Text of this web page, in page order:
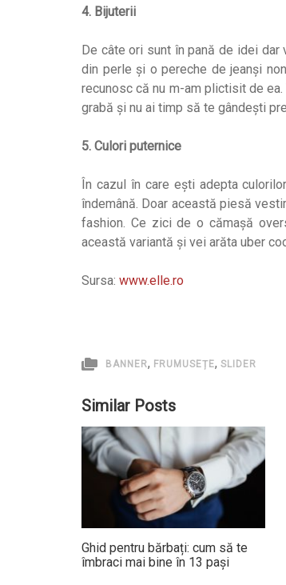
4. Bijuterii
De câte ori sunt în pană de idei
din perle și o pereche de jeanși
recunosc că nu m-am plictisit de
grabă și nu ai timp să te gândești
5. Culori puternice
În cazul în care ești adepta
îndemână. Doar această piesă
fashion. Ce zici de o cămașă
această variantă și vei arăta uber
Sursa: www.elle.ro
BANNER, FRUMUSEȚE, SLIDER
Similar Posts
Ghid pentru bărbați: cum să te
îmbraci mai bine în 13 pași